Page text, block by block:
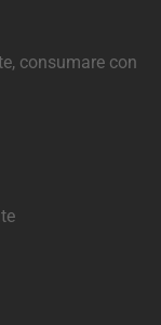
consumare con